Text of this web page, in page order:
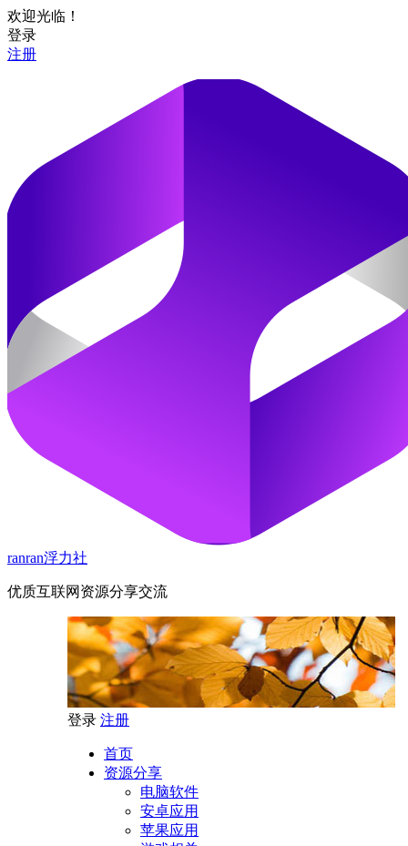
欢迎光临！
登录
注册
ranran浮力社
优质互联网资源分享交流
登录 注册
首页
资源分享
电脑软件
安卓应用
苹果应用